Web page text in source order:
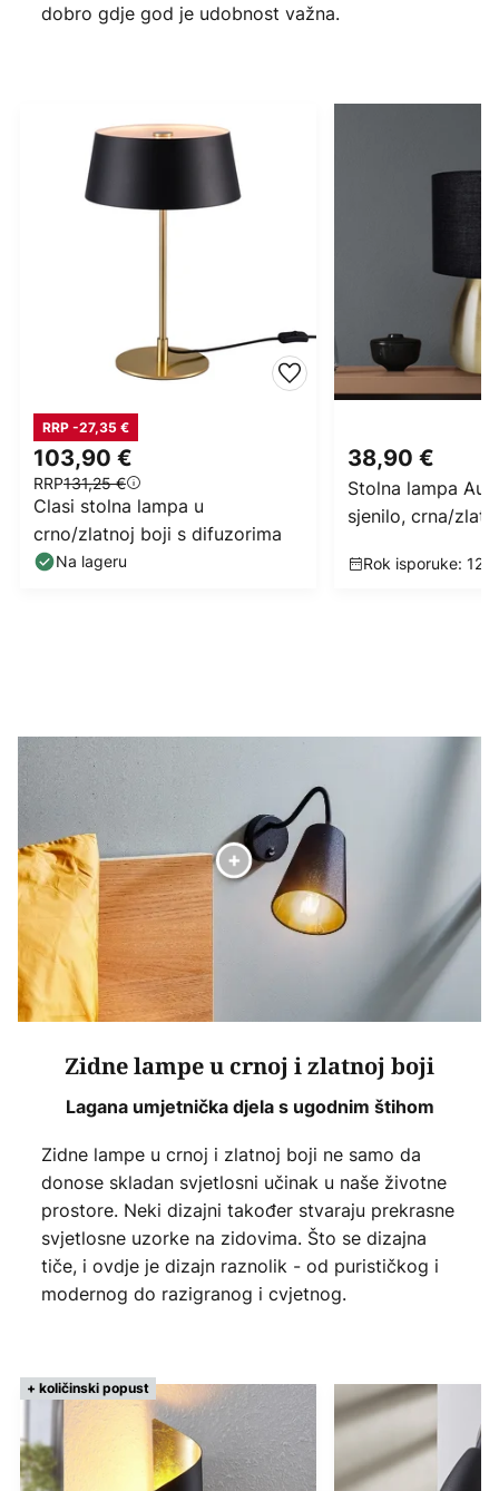
dobro gdje god je udobnost važna.
103,90 €
RRP131,25 €
RRP -27,35 €
Clasi stolna lampa u
crno/zlatnoj boji s difuzorima
Na lageru
38,90 €
Stolna lampa
sjenilo, crna/
Rok isporuke: 12
Zidne lampe u crnoj i zlatnoj boji
Lagana umjetnička djela s ugodnim štihom
Zidne lampe u crnoj i zlatnoj boji ne samo da
donose skladan svjetlosni učinak u naše životne
prostore. Neki dizajni također stvaraju prekrasne
svjetlosne uzorke na zidovima. Što se dizajna
tiče, i ovdje je dizajn raznolik - od purističkog i
modernog do razigranog i cvjetnog.
+ količinski popust